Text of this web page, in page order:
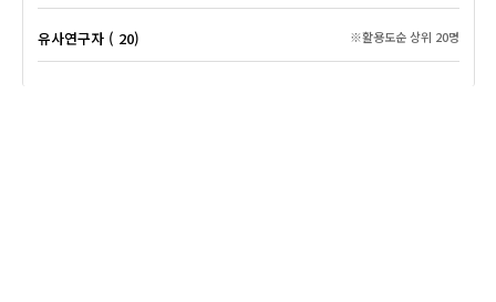
유사연구자 ( 20) ※활용도순 상위 20명